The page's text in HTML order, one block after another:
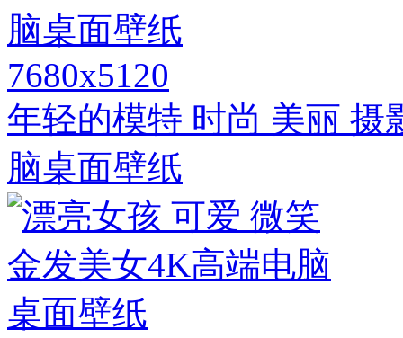
7680x5120
年轻的模特 时尚 美丽 摄
脑桌面壁纸